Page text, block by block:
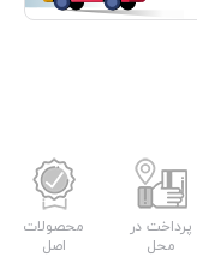
پرداخت در
محل
محصولات
اصل